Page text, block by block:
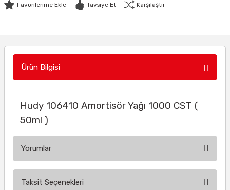
Tavsiye Et Karşılaştır
Ürün Bilgisi
Hudy 106410 Amortisör Yağı 1000 CST (
50ml )
Yorumlar
Taksit Seçenekleri